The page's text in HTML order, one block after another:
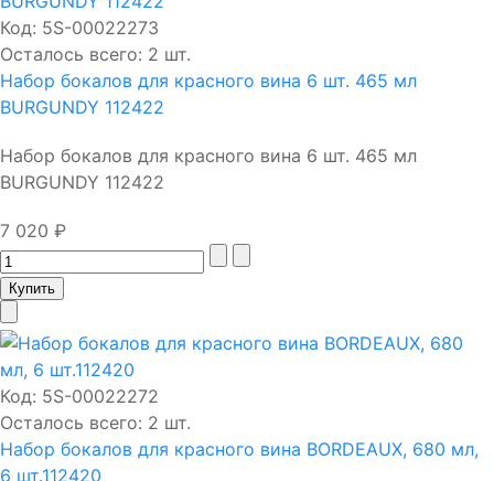
Код: 5S-00022273
Осталось всего: 2 шт.
Набор бокалов для красного вина 6 шт. 465 мл
BURGUNDY 112422
Набор бокалов для красного вина 6 шт. 465 мл
BURGUNDY 112422
7 020 ₽
Код: 5S-00022272
Осталось всего: 2 шт.
Набор бокалов для красного вина BORDEAUX, 680 мл,
6 шт.112420